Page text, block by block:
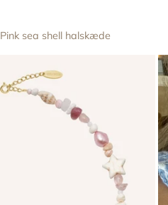
Pink sea shell halskæde